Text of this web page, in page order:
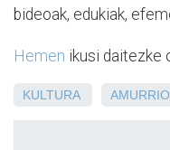
bideoak, edukiak,
Hemen ikusi daitezke
KULTURA AMURRIO